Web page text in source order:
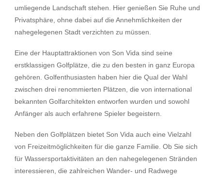
umliegende Landschaft stehen. Hier genießen Sie Ruhe und
Privatsphäre, ohne dabei auf die Annehmlichkeiten der
nahegelegenen Stadt verzichten zu müssen.
Eine der Hauptattraktionen von Son Vida sind seine
erstklassigen Golfplätze, die zu den besten in ganz Europa
gehören. Golfenthusiasten haben hier die Qual der Wahl
zwischen drei renommierten Plätzen, die von international
bekannten Golfarchitekten entworfen wurden und sowohl
Anfänger als auch erfahrene Spieler begeistern.
Neben den Golfplätzen bietet Son Vida auch eine Vielzahl
von Freizeitmöglichkeiten für die ganze Familie. Ob Sie sich
für Wassersportaktivitäten an den nahegelegenen Stränden
interessieren, die zahlreichen Wander- und Radwege